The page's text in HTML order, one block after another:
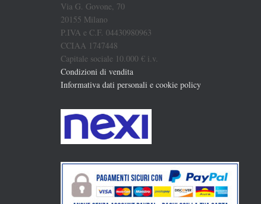
Via G. Govone, 70
20155 Milano
P.IVA e C.F. 04430980963
CCIAA 1747448
Capitale sociale 10.000 € i.v.
Condizioni di vendita
Informativa dati personali e cookie policy